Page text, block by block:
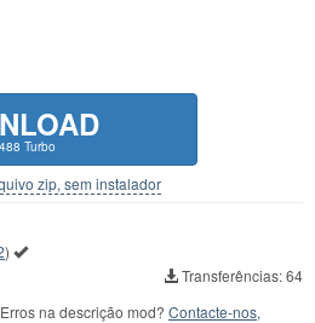
Turbo
zip, sem instalador
)
Transferências: 64
na descrição mod? Contacte-nos,